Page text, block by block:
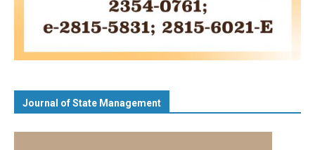
Journal of State Management